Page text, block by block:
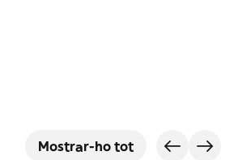
Mostrar-ho tot